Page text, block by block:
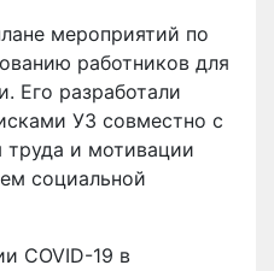
мероприятий по
работников для
Его разработали
УЗ совместно с
и мотивации
социальной
COVID-19 в